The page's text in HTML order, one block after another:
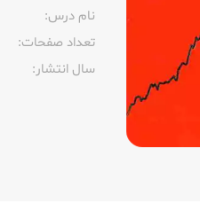
نام درس:
تعداد صفحات:‌
سال انتشار:‌